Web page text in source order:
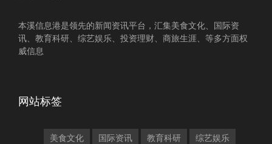
本溪信息港是领先的新闻资讯平台，汇集美食文化、国际资
讯、教育科研、综艺娱乐、投资理财、商旅生涯、等多方面权
威信息
网站标签
美食文化 国际资讯 教育科研 综艺娱乐